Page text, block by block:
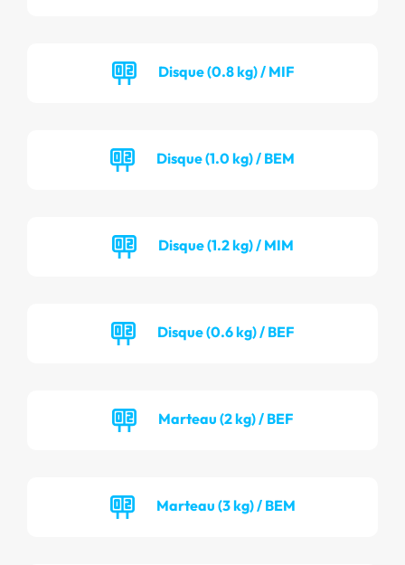
Disque (0.8 kg) / MIF
Disque (1.0 kg) / BEM
Disque (1.2 kg) / MIM
Disque (0.6 kg) / BEF
Marteau (2 kg) / BEF
Marteau (3 kg) / BEM